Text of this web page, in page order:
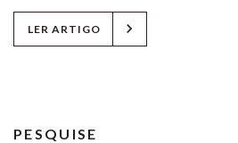
LER ARTIGO chevron_right
PESQUISE